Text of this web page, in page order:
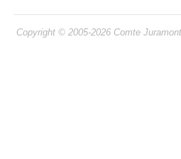
Copyright © 2005-2026 Comte